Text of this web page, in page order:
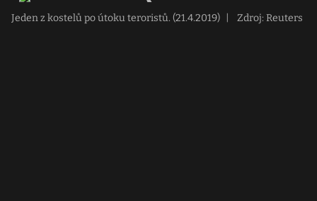
Jeden z kostelů po útoku teroristů. (21.4.2019) Zdroj: Reuters